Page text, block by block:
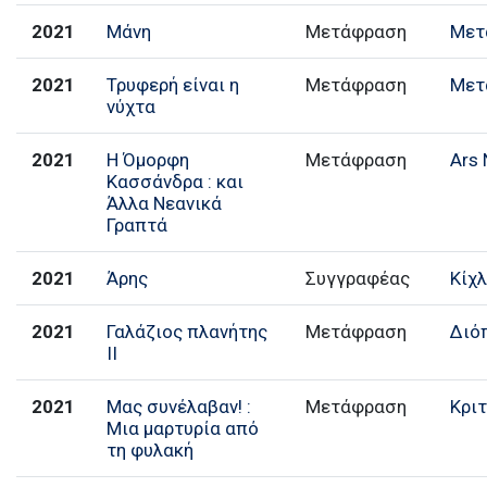
2021 Μάνη Μετάφραση
2021
Τρυφερή είναι η
νύχτα
Μετάφραση
2021
Η Όμορφη
Κασσάνδρα : και
Άλλα Νεανικά
Γραπτά
Μετάφραση Ars
2021 Άρης Συγγραφέας
2021
Γαλάζιος πλανήτης
ΙΙ
Μετάφραση
2021
Μας συνέλαβαν! :
Μια μαρτυρία από
τη φυλακή
Μετάφραση